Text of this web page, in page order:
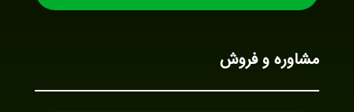
مشاوره و فروش